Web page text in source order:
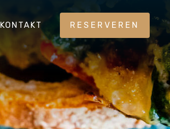
KONTAKT RESERVEREN